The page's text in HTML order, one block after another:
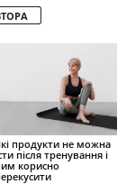
продукти не можна
після тренування і
корисно